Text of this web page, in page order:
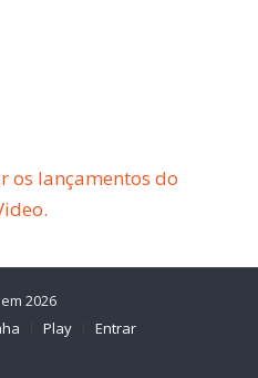
os lançamentos do
2026
Play Entrar